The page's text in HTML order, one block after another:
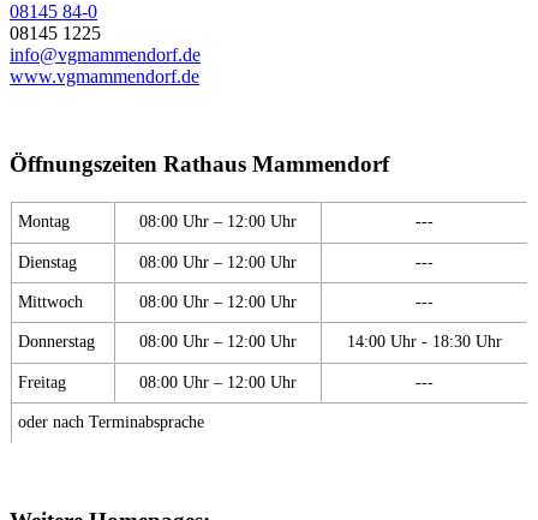
08145 84-0
08145 1225
info@vgmammendorf.de
www.vgmammendorf.de
Öffnungszeiten Rathaus Mammendorf
Montag 08:00 Uhr – 12:00 Uhr ---
Dienstag 08:00 Uhr – 12:00 Uhr ---
Mittwoch 08:00 Uhr – 12:00 Uhr ---
Donnerstag 08:00 Uhr – 12:00 Uhr 14:00 Uhr - 18:30 Uhr
Freitag 08:00 Uhr – 12:00 Uhr ---
oder nach Terminabsprache